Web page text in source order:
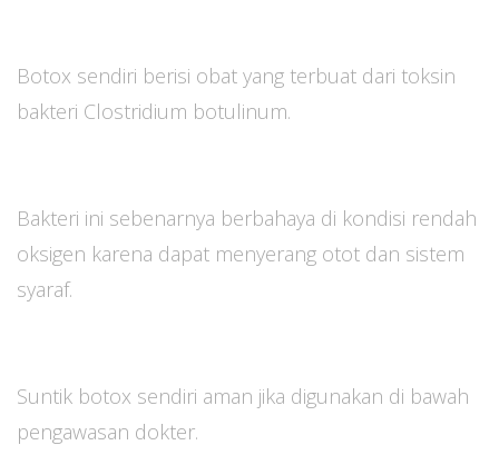
Botox sendiri berisi obat yang terbuat dari toksin
bakteri Clostridium botulinum.
Bakteri ini sebenarnya berbahaya di kondisi rendah
oksigen karena dapat menyerang otot dan sistem
syaraf.
Suntik botox sendiri aman jika digunakan di bawah
pengawasan dokter.